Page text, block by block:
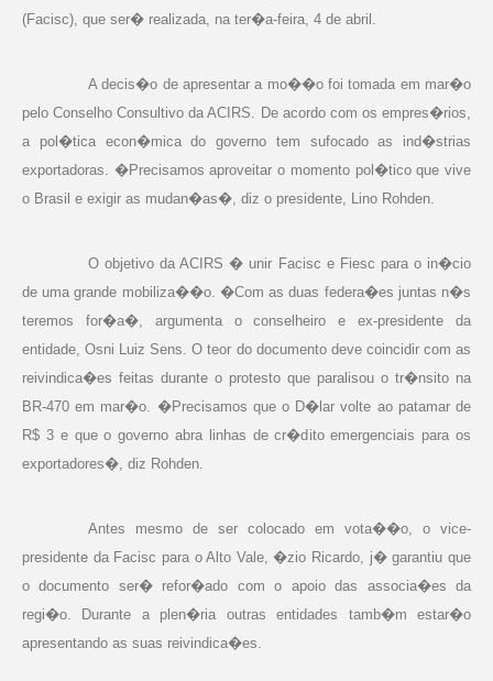
(Facisc), que ser� realizada, na ter�a-feira, 4 de abril.
A decis�o de apresentar a mo��o foi tomada em mar�o
pelo Conselho Consultivo da ACIRS. De acordo com os empres�rios,
a pol�tica econ�mica do governo tem sufocado as ind�strias
exportadoras. �Precisamos aproveitar o momento pol�tico que vive
o Brasil e exigir as mudan�as�, diz o presidente, Lino Rohden.
O objetivo da ACIRS � unir Facisc e Fiesc para o in�cio
de uma grande mobiliza��o. �Com as duas federa�es juntas n�s
teremos for�a�, argumenta o conselheiro e ex-presidente da
entidade, Osni Luiz Sens. O teor do documento deve coincidir com as
reivindica�es feitas durante o protesto que paralisou o tr�nsito na
BR-470 em mar�o. �Precisamos que o D�lar volte ao patamar de
R$ 3 e que o governo abra linhas de cr�dito emergenciais para os
exportadores�, diz Rohden.
Antes mesmo de ser colocado em vota��o, o vice-
presidente da Facisc para o Alto Vale, �zio Ricardo, j� garantiu que
o documento ser� refor�ado com o apoio das associa�es da
regi�o. Durante a plen�ria outras entidades tamb�m estar�o
apresentando as suas reivindica�es.